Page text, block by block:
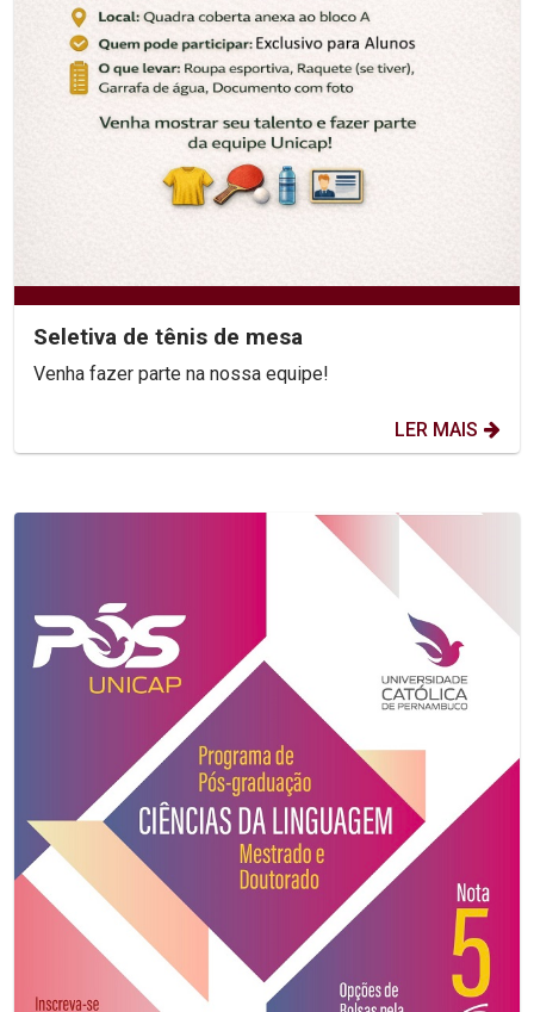
Seletiva de tênis de mesa
Venha fazer parte na nossa equipe!
LER MAIS